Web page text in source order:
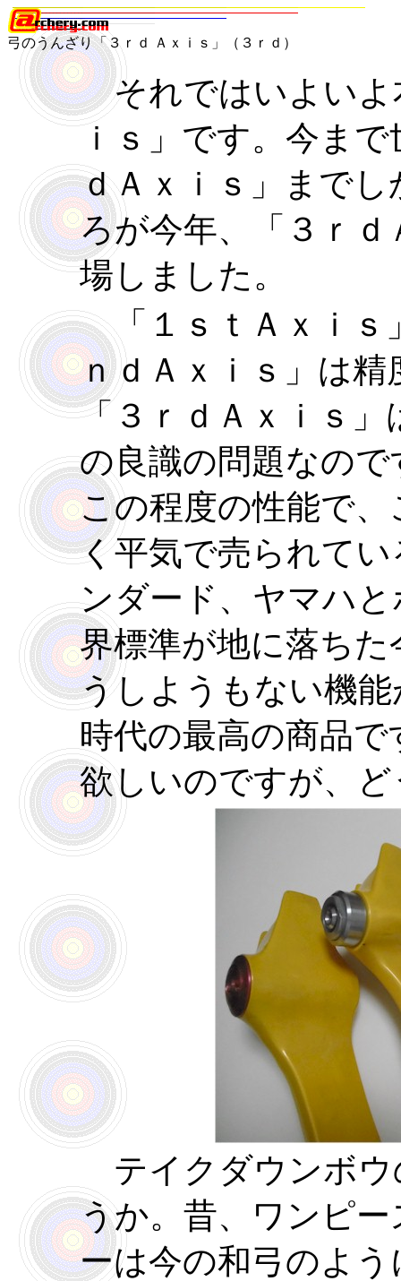
弓のうんざり「３ｒｄ Ａｘｉｓ」（３ｒｄ）
それではいよいよ
ｉｓ」です。今ま
ｄＡｘｉｓ」まで
ろが今年、「３ｒ
場しました。
「１ｓｔＡｘｉｓ
ｎｄＡｘｉｓ」は
「３ｒｄＡｘｉｓ
の良識の問題なの
この程度の性能で
く平気で売られて
ンダード、ヤマハ
界標準が地に落ち
うしようもない機
時代の最高の商品
欲しいのですが、
テイクダウンボウ
うか。昔、ワンピ
ーは今の和弓のよ